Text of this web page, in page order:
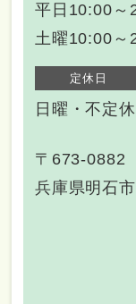
平日10:00～
土曜10:00～
定休日
日曜・不定休
〒673-0882
兵庫県明石